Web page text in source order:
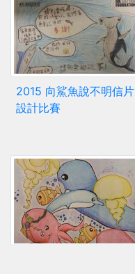
2015 向鯊魚說不明信片
設計比賽